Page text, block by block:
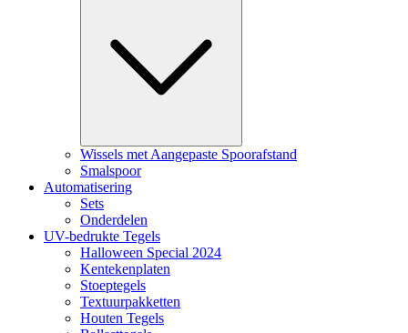
Wissels met Aangepaste Spoorafstand
Smalspoor
Automatisering
Sets
Onderdelen
UV-bedrukte Tegels
Halloween Special 2024
Kentekenplaten
Stoeptegels
Textuurpakketten
Houten Tegels